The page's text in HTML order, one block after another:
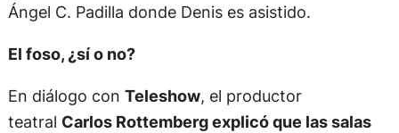
Ángel C. Padilla donde Denis es asistido.
El foso, ¿sí o no?
En diálogo con Teleshow, el productor
teatral Carlos Rottemberg explicó que las salas